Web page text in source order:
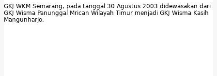
GKJ WKM Semarang, pada tanggal 30 Agustus 2003 didewasakan dari
GKJ Wisma Panunggal Mrican Wilayah Timur menjadi GKJ Wisma Kasih
Mangunharjo.